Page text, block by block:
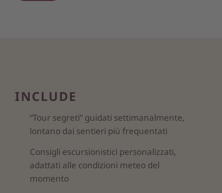
INCLUDE
“Tour segreti” guidati settimanalmente,
lontano dai sentieri più frequentati
Consigli escursionistici personalizzati,
adattati alle condizioni meteo del
momento